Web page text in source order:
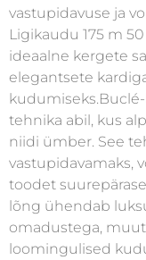
vastupidavuse ja
Ligikaudu 175 m
ideaalne kergete
elegantsete
tehnika abil, kus
niidi ümber. See
vastupidavamaks,
toodet
lõng ühendab
omadustega,
loomingulised